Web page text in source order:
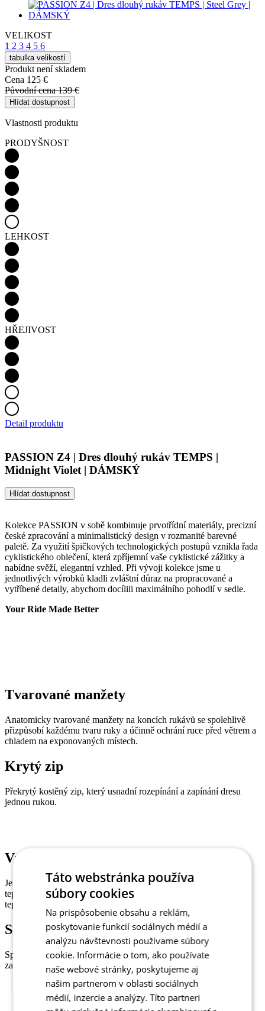
VELIKOST
1 2 3 4 5 6
tabulka velikostí
Produkt není skladem
Cena 125 €
Původní cena139 €
Hlídat dostupnost
Vlastnosti produktu
PRODYŠNOST
LEHKOST
HŘEJIVOST
Detail produktu
PASSION Z4 | Dres dlouhý rukáv TEMPS |
Midnight Violet | DÁMSKÝ
Hlídat dostupnost
Kolekce PASSION v sobě kombinuje prvotřídní materiály, precizní
české zpracování a minimalistický design v rozmanité barevné
paletě. Za využití špičkových technologických postupů vznikla řada
cyklistického oblečení, která zpříjemní vaše cyklistické zážitky a
nabídne svěží, elegantní vzhled. Při vývoji kolekce jsme u
jednotlivých výrobků kladli zvláštní důraz na propracované a
vytříbené detaily, abychom docílili maximálního pohodlí v sedle.
Your Ride Made Better
Tvarované manžety
Anatomicky tvarované manžety na koncích rukávů se spolehlivě
přizpůsobí každému tvaru ruky a účinně ochrání ruce před větrem a
chladem na exponovaných místech.
Krytý zip
Překrytý kostěný zip, který usnadní rozepínání a zapínání dresu
jednou rukou.
Vnitřní strana materiálu
Jemně počesaná vnitřní vrstva je příjemná na dotek a poskytne
tepelný komfort. Prodyšnost látky udržuje regulovanou tělesnou
teplotu.
Silikonová guma
Spodní okraj dresu zakončený gumou se silikonovým proužkem
zabraňující posunu.
Táto webstránka používa
súbory cookies
Na prispôsobenie obsahu a reklám,
poskytovanie funkcií sociálnych médií a
analýzu návštevnosti používame súbory
cookie. Informácie o tom, ako používate
naše webové stránky, poskytujeme aj
našim partnerom v oblasti sociálnych
médií, inzercie a analýzy. Títo partneri